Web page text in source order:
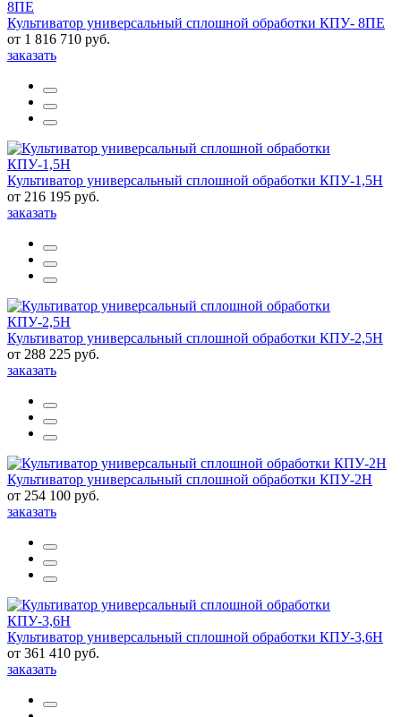
Культиватор универсальный сплошной обработки КПУ- 8ПЕ
от 1 816 710 руб.
заказать
Культиватор универсальный сплошной обработки КПУ-1,5Н
от 216 195 руб.
заказать
Культиватор универсальный сплошной обработки КПУ-2,5Н
от 288 225 руб.
заказать
Культиватор универсальный сплошной обработки КПУ-2Н
от 254 100 руб.
заказать
Культиватор универсальный сплошной обработки КПУ-3,6Н
от 361 410 руб.
заказать